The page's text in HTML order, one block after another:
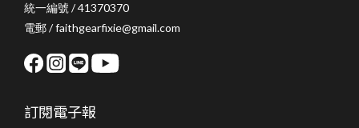
統一編號 / 41370370
電郵 / faithgearfixie@gmail.com
訂閱電子報